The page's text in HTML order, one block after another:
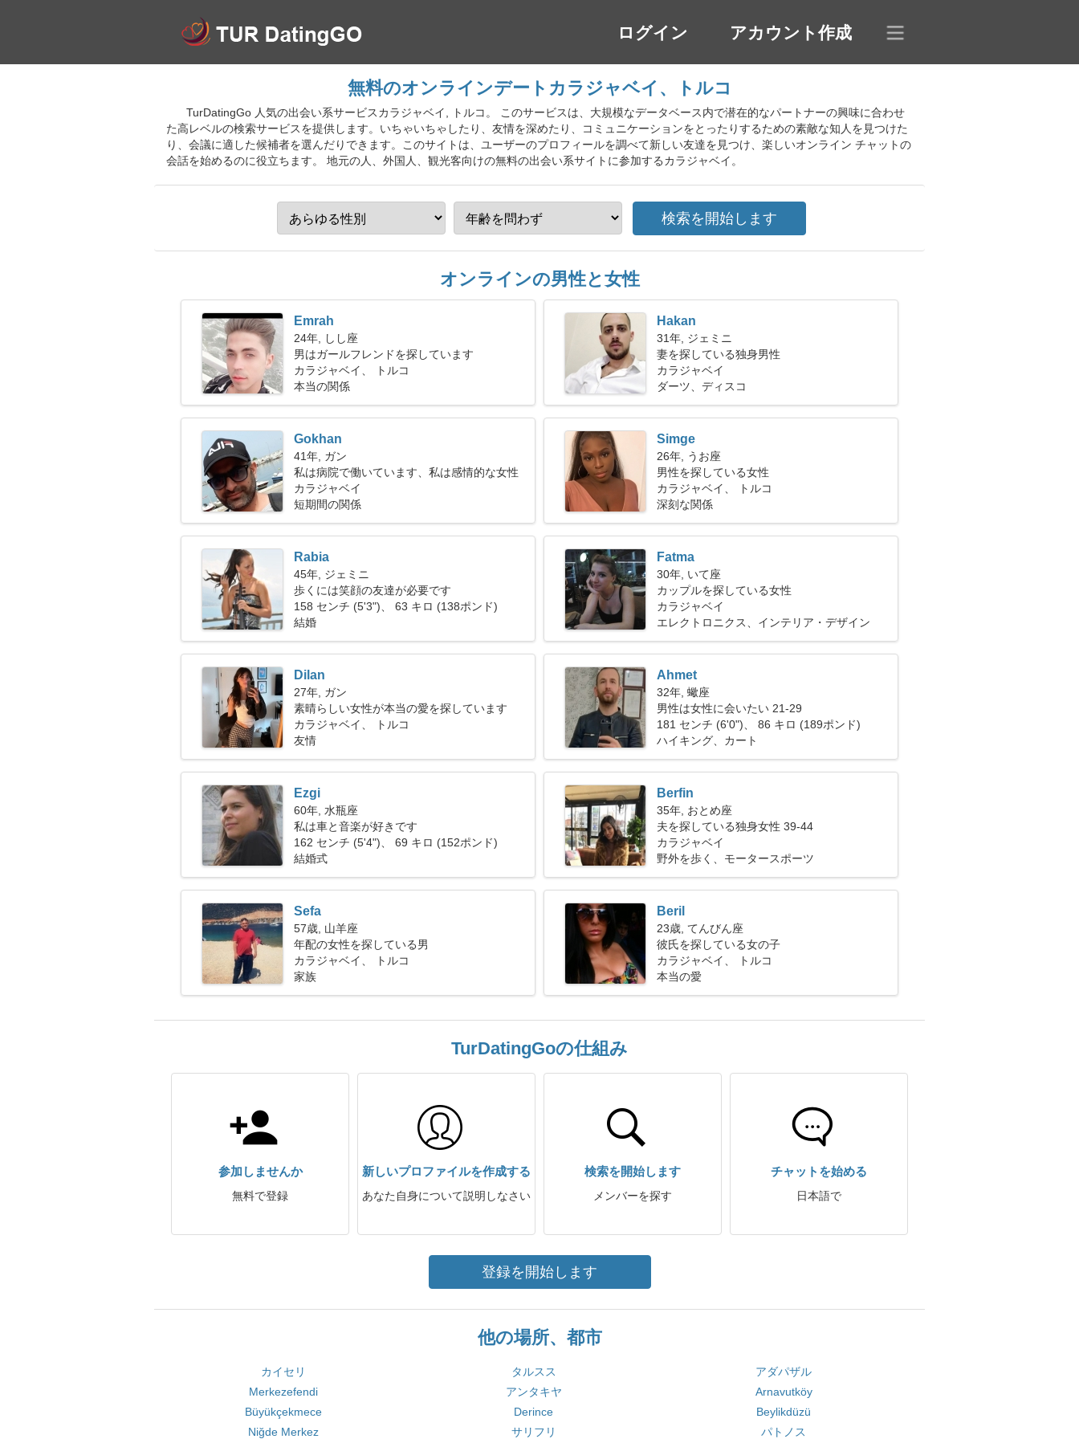
ログイン アカウント作成
無料のオンラインデートカラジャベイ、トルコ
TurDatingGo 人気の出会い系サービスカラジャベイ, トルコ。 このサービスは、大規模なデータベース内で潜在的なパートナーの興味に合わせ
た高レベルの検索サービスを提供します。いちゃいちゃしたり、友情を深めたり、コミュニケーションをとったりするための素敵な知人を見つけた
り、会議に適した候補者を選んだりできます。このサイトは、ユーザーのプロフィールを調べて新しい友達を見つけ、楽しいオンライン チャットの
会話を始めるのに役立ちます。 地元の人、外国人、観光客向けの無料の出会い系サイトに参加するカラジャベイ。
オンラインの男性と女性
Emrah
24年, しし座
男はガールフレンドを探しています
カラジャベイ、 トルコ
本当の関係
Hakan
31年, ジェミニ
妻を探している独身男性
カラジャベイ
ダーツ、ディスコ
Gokhan
41年, ガン
私は病院で働いています、私は感情的な女性
が必要です
カラジャベイ
短期間の関係
Simge
26年, うお座
男性を探している女性
カラジャベイ、 トルコ
深刻な関係
Rabia
45年, ジェミニ
歩くには笑顔の友達が必要です
158 センチ (5'3")、 63 キロ (138ポンド)
結婚
Fatma
30年, いて座
カップルを探している女性
カラジャベイ
エレクトロニクス、インテリア・デザイン
Dilan
27年, ガン
素晴らしい女性が本当の愛を探しています
カラジャベイ、 トルコ
友情
Ahmet
32年, 蠍座
男性は女性に会いたい 21-29
181 センチ (6'0")、 86 キロ (189ポンド)
ハイキング、カート
Ezgi
60年, 水瓶座
私は車と音楽が好きです
162 センチ (5'4")、 69 キロ (152ポンド)
結婚式
Berfin
35年, おとめ座
夫を探している独身女性 39-44
カラジャベイ
野外を歩く、モータースポーツ
Sefa
57歳, 山羊座
年配の女性を探している男
カラジャベイ、 トルコ
家族
Beril
23歳, てんびん座
彼氏を探している女の子
カラジャベイ、 トルコ
本当の愛
TurDatingGoの仕組み
参加しませんか
無料で登録
新しいプロファイルを作成する
あなた自身について説明しなさい
検索を開始します
メンバーを探す
チャットを始める
日本語で
登録を開始します
他の場所、都市
カイセリ タルスス
アダパザル
Merkezefendi
アンタキヤ
Arnavutköy
Büyükçekmece
Derince
Beylikdüzü
Niğde Merkez
サリフリ パトノス